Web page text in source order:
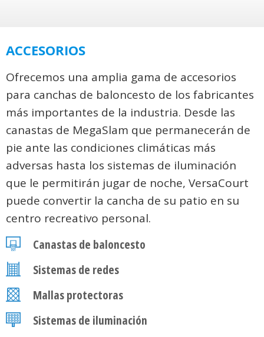
ACCESORIOS
Ofrecemos una amplia gama de accesorios
para canchas de baloncesto de los fabricantes
más importantes de la industria. Desde las
canastas de MegaSlam que permanecerán de
pie ante las condiciones climáticas más
adversas hasta los sistemas de iluminación
que le permitirán jugar de noche, VersaCourt
puede convertir la cancha de su patio en su
centro recreativo personal.
Canastas de baloncesto
Sistemas de redes
Mallas protectoras
Sistemas de iluminación